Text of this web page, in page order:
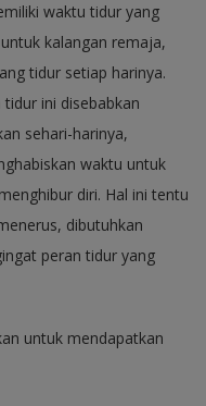
waktu tidur yang
kalangan remaja,
tidur setiap harinya.
ini disebabkan
sehari-harinya,
waktu untuk
diri. Hal ini tentu
dibutuhkan
peran tidur yang
untuk mendapatkan